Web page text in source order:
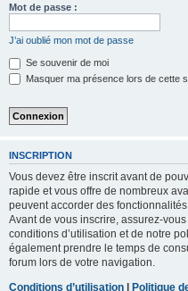
Mot de passe :
J’ai oublié mon mot de passe
Se souvenir de moi
Masquer ma présence lors de cette
INSCRIPTION
Vous devez être inscrit avant de
rapide et vous offre de nombreux
peuvent accorder des
Avant de vous inscrire, assurez-
conditions d’utilisation et de notre
également prendre le temps de
forum lors de votre navigation.
Conditions d’utilisation | Politique